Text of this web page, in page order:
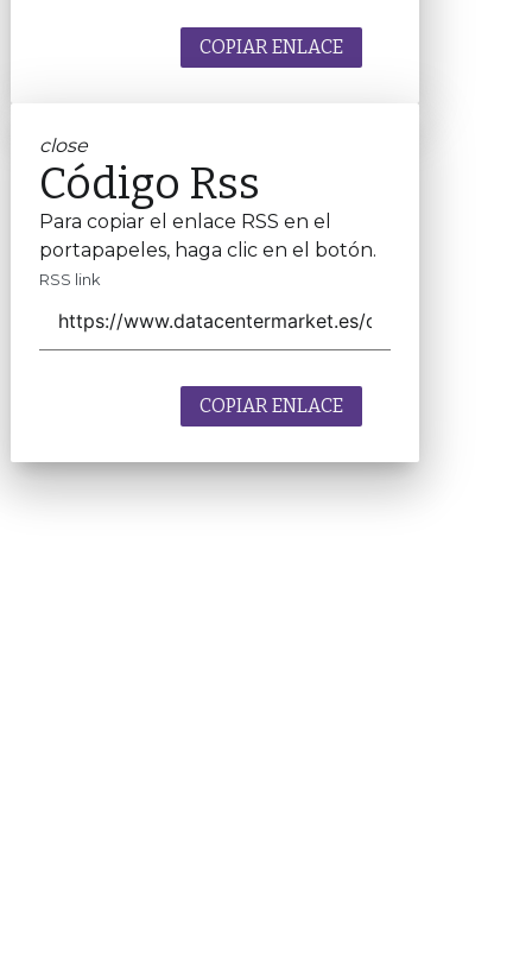
COPIAR ENLACE
close
Código Rss
Para copiar el enlace RSS en el
portapapeles, haga clic en el botón.
RSS link
COPIAR ENLACE